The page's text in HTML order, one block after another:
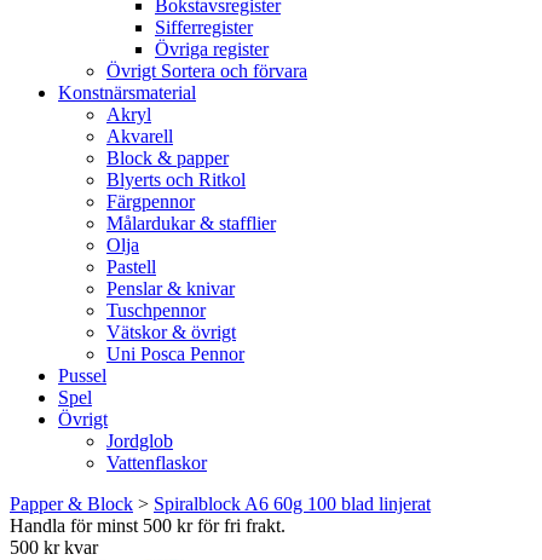
Bokstavsregister
Sifferregister
Övriga register
Övrigt Sortera och förvara
Konstnärsmaterial
Akryl
Akvarell
Block & papper
Blyerts och Ritkol
Färgpennor
Målardukar & stafflier
Olja
Pastell
Penslar & knivar
Tuschpennor
Vätskor & övrigt
Uni Posca Pennor
Pussel
Spel
Övrigt
Jordglob
Vattenflaskor
Papper & Block > Spiralblock A6 60g 100 blad linjerat
Handla för minst 500 kr för fri frakt.
500 kr kvar